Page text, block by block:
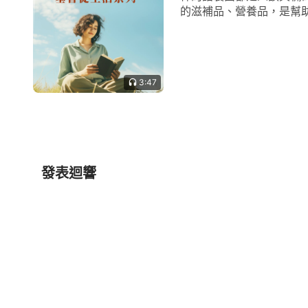
3:47
的滋補品、營養品，是幫
發表迴響